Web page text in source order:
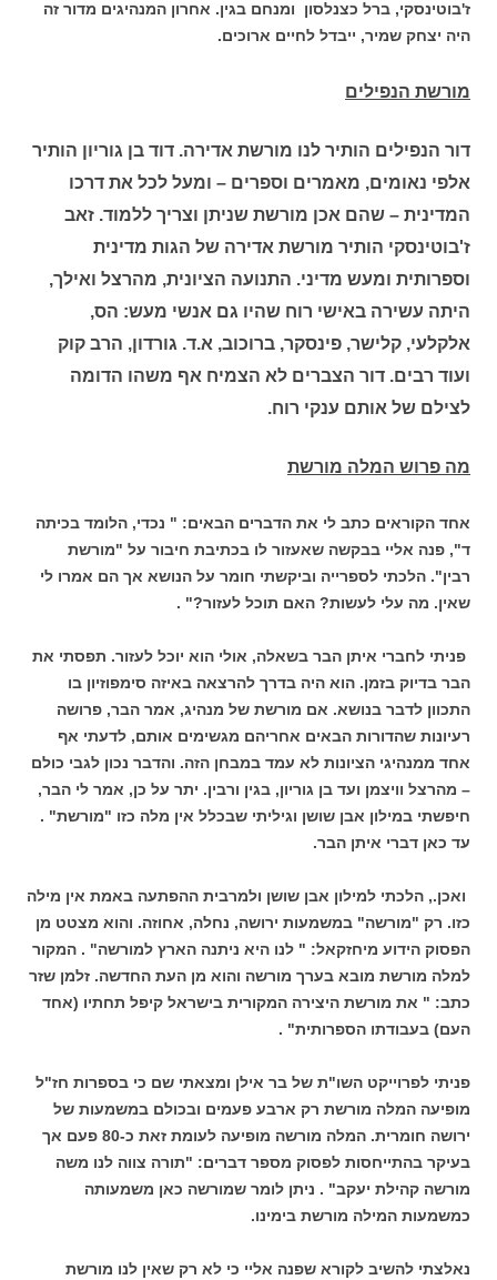
ז'בוטינסקי, ברל כצנלסון ומנחם בגין. אחרון המנהיגים מדור זה
היה יצחק שמיר, ייבדל לחיים ארוכים.
מורשת הנפילים
דור הנפילים הותיר לנו מורשת אדירה. דוד בן גוריון הותיר
אלפי נאומים, מאמרים וספרים – ומעל לכל את דרכו
המדינית – שהם אכן מורשת שניתן וצריך ללמוד. זאב
ז'בוטינסקי הותיר מורשת אדירה של הגות מדינית
וספרותית ומעש מדיני. התנועה הציונית, מהרצל ואילך,
היתה עשירה באישי רוח שהיו גם אנשי מעש: הס,
אלקלעי, קלישר, פינסקר, ברוכוב, א.ד. גורדון, הרב קוק
ועוד רבים. דור הצברים לא הצמיח אף משהו הדומה
לצילם של אותם ענקי רוח.
מה פרוש המלה מורשת
אחד הקוראים כתב לי את הדברים הבאים: " נכדי, הלומד בכיתה
ד", פנה אליי בבקשה שאעזור לו בכתיבת חיבור על "מורשת
רבין". הלכתי לספרייה וביקשתי חומר על הנושא אך הם אמרו לי
שאין. מה עלי לעשות? האם תוכל לעזור?" .
פניתי לחברי איתן הבר בשאלה, אולי הוא יוכל לעזור. תפסתי את
הבר בדיוק בזמן. הוא היה בדרך להרצאה באיזה סימפוזיון בו
התכוון לדבר בנושא. אם מורשת של מנהיג, אמר הבר, פרושה
רעיונות שהדורות הבאים אחריהם מגשימים אותם, לדעתי אף
אחד ממנהיגי הציונות לא עמד במבחן הזה. והדבר נכון לגבי כולם
– מהרצל וויצמן ועד בן גוריון, בגין ורבין. יתר על כן, אמר לי הבר,
חיפשתי במילון אבן שושן וגיליתי שבכלל אין מלה כזו "מורשת" .
עד כאן דברי איתן הבר.
ואכן., הלכתי למילון אבן שושן ולמרבית ההפתעה באמת אין מילה
כזו. רק "מורשה" במשמעות ירושה, נחלה, אחוזה. והוא מצטט מן
הפסוק הידוע מיחזקאל: " לנו היא ניתנה הארץ למורשה" . המקור
למלה מורשת מובא בערך מורשה והוא מן העת החדשה. זלמן שזר
כתב: " את מורשת היצירה המקורית בישראל קיפל תחתיו (אחד
העם) בעבודתו הספרותית" .
פניתי לפרוייקט השו"ת של בר אילן ומצאתי שם כי בספרות חז"ל
מופיעה המלה מורשת רק ארבע פעמים ובכולם במשמעות של
ירושה חומרית. המלה מורשה מופיעה לעומת זאת כ-80 פעם אך
בעיקר בהתייחסות לפסוק מספר דברים: "תורה צווה לנו משה
מורשה קהילת יעקב" . ניתן לומר שמורשה כאן משמעותה
כמשמעות המילה מורשת בימינו.
נאלצתי להשיב לקורא שפנה אליי כי לא רק שאין לנו מורשת